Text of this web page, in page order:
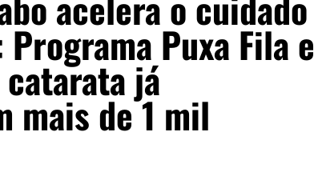
Puxa Fila e
já
mais de 1 mil